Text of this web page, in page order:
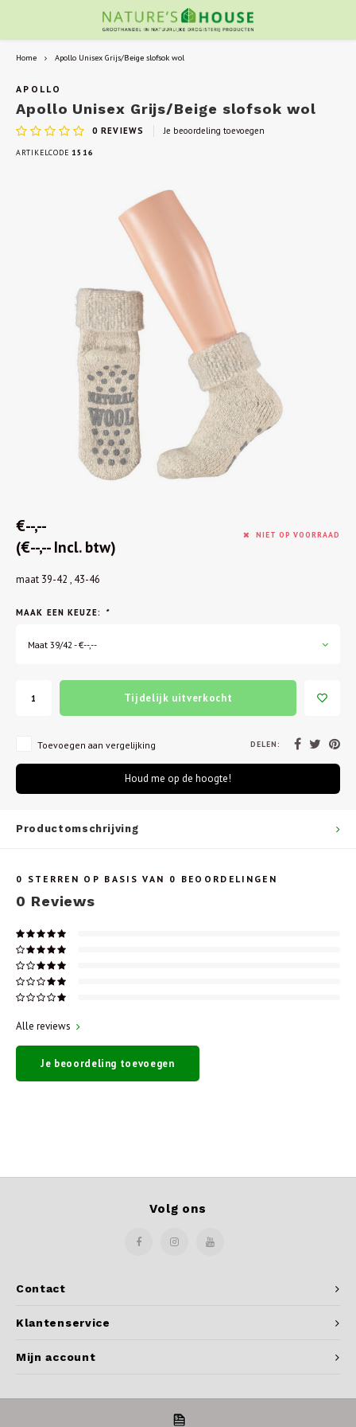
Home Apollo Unisex Grijs/Beige slofsok wol
APOLLO
Apollo Unisex Grijs/Beige slofsok wol
0 REVIEWS Je beoordeling toevoegen
ARTIKELCODE 1516
€--,--
(€--,-- Incl. btw)
NIET OP VOORRAAD
maat 39-42 , 43-46
MAAK EEN KEUZE: *
Maat 39/42 - €--,--
Tijdelijk uitverkocht
Toevoegen aan vergelijking DELEN:
Houd me op de hoogte!
Productomschrijving
0 STERREN OP BASIS VAN 0 BEOORDELINGEN
0 Reviews
Alle reviews
Je beoordeling toevoegen
Contact
Volg ons
Klantenservice
Mijn account